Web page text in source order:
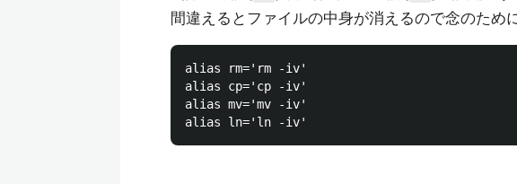
間違えるとファイルの中身が消えるので念のため
alias rm='rm -iv'
alias cp='cp -iv'
alias mv='mv -iv'